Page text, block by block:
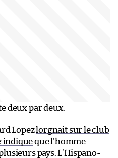
deux par deux.
Lopezlorgnait sur le club
indiqueque l’homme
pays. L’Hispano-